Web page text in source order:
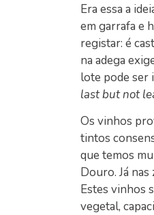
Era essa a
em garrafa e
registar: é
na adega
lote pode ser
last but not
Os vinhos
tintos
que temos
Douro. Já
Estes vinhos
vegetal,